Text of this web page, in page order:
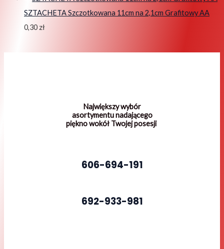
SZTACHETA Szczotkowana 11cm na 2,1cm Grafitowy AA
0,30 zł
Największy wybór
asortymentu nadającego
piękno wokół Twojej posesji
606-694-191
692-933-981